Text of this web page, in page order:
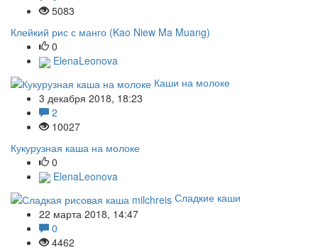
5083
Клейкий рис с манго (Kao Niew Ma Muang)
0
ElenaLeonova
Каши на молоке
3 декабря 2018, 18:23
2
10027
Кукурузная каша на молоке
0
ElenaLeonova
Сладкие каши
22 марта 2018, 14:47
0
4462